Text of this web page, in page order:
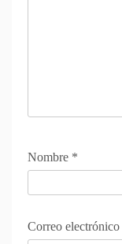
Nombre *
Correo electrónico